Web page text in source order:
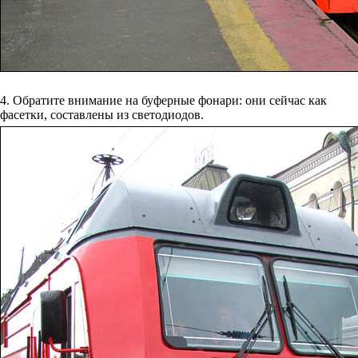
4. Обратите внимание на буферные фонари: они сейчас как
фасетки, составлены из светодиодов.